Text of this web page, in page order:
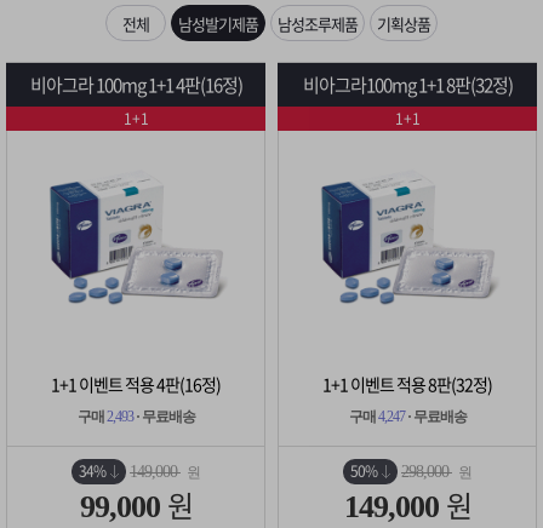
매
사
스
고
[무인택배함 이용 안내] 집 밖에 주소로 택배 받기
입금확인이 안되는 상황을 대비해 꼭 입금후 고객센터 연락바랍니다.
전체 남성발기제품 남성조루제품 기획상품
비아그라 100mg 1+1 4판(16정)
1+1 이벤트 적용 4판(16정)
구매 2,493· 무료배송
34% 149,000 원
99,000 원
1+1
비아그라100mg 1+1 8판(32정)
1+1 이벤트 적용 8판(32정)
구매 4,247· 무료배송
50% 298,000 원
149,000 원
1+1